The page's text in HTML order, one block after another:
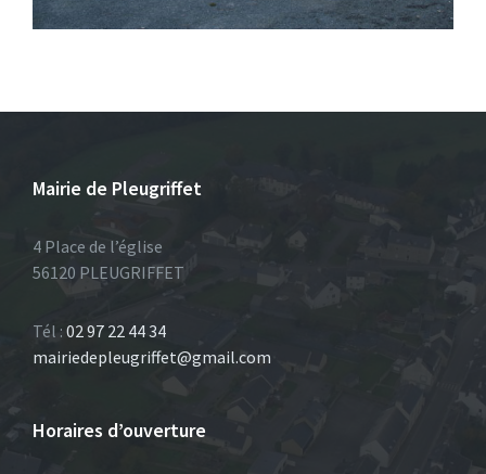
Mairie de Pleugriffet
4 Place de l’église
56120 PLEUGRIFFET
Tél : 02 97 22 44 34
mairiedepleugriffet@gmail.com
Horaires d’ouverture